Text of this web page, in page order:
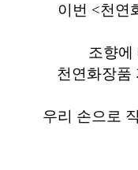
이번 <천연
조향에
천연화장품
우리 손으로